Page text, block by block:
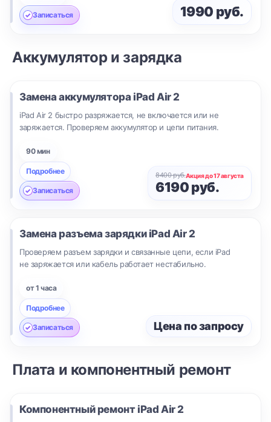
Записаться 1990 руб.
Аккумулятор и зарядка
Замена аккумулятора iPad Air 2
iPad Air 2 быстро разряжается, не включается или не
заряжается. Проверяем аккумулятор и цепи питания.
90 мин
Подробнее
Записаться
8400 руб.Акция до 17 августа
6190 руб.
Замена разъема зарядки iPad Air 2
Проверяем разъем зарядки и связанные цепи, если iPad
не заряжается или кабель работает нестабильно.
от 1 часа
Подробнее
Записаться Цена по запросу
Плата и компонентный ремонт
Компонентный ремонт iPad Air 2